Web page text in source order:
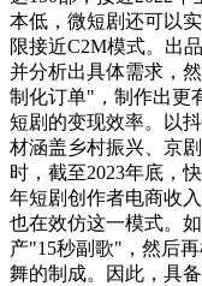
本低，微短剧还可以
限接近C2M模式。出
并分析出具体需求，
制化订单"，制作出更
短剧的变现效率。以
材涵盖乡村振兴、京
时，截至2023年底，
年短剧创作者电商收
也在效仿这一模式。
产"15秒副歌"，然后
舞的制成。因此，具